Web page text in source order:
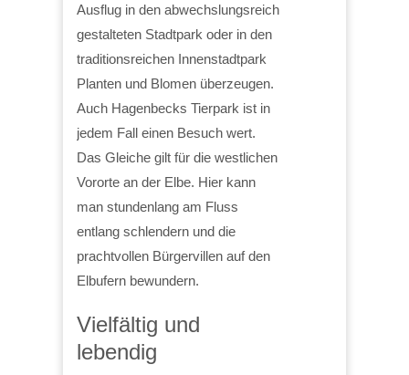
Ausflug in den abwechslungsreich
gestalteten Stadtpark oder in den
traditionsreichen Innenstadtpark
Planten und Blomen überzeugen.
Auch Hagenbecks Tierpark ist in
jedem Fall einen Besuch wert.
Das Gleiche gilt für die westlichen
Vororte an der Elbe. Hier kann
man stundenlang am Fluss
entlang schlendern und die
prachtvollen Bürgervillen auf den
Elbufern bewundern.
Vielfältig und
lebendig